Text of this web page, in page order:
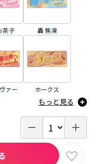
茶子 轟 焦凍
ァー ホークス
もっと見る